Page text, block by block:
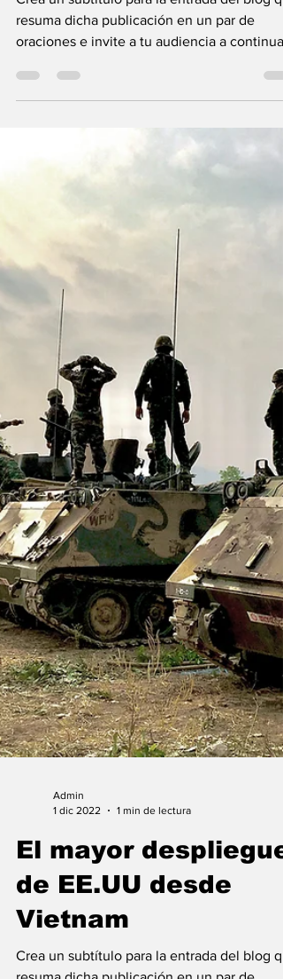
1 dic 2022
1 min de lectura
EE.UU. llega a un
acuerdo con China
resuma dicha publicación en un par de
oraciones e invite a tu audiencia a
1 dic 2022
1 min de lectura